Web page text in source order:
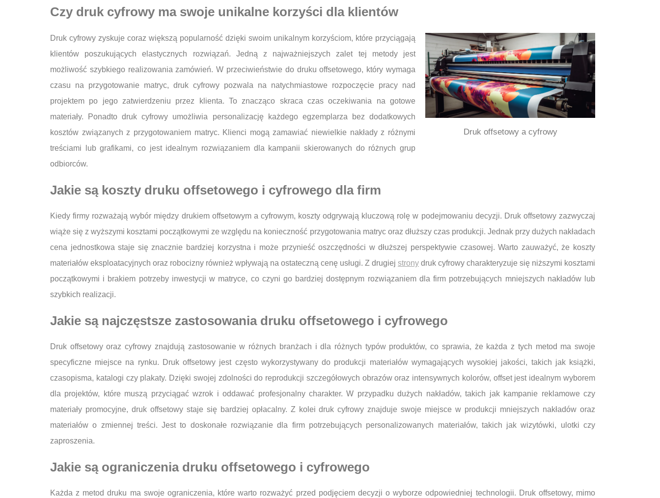
Czy druk cyfrowy ma swoje unikalne korzyści dla klientów
Druk offsetowy a cyfrowy
Druk cyfrowy zyskuje coraz większą popularność dzięki swoim unikalnym korzyściom, które przyciągają
klientów poszukujących elastycznych rozwiązań. Jedną z najważniejszych zalet tej metody jest
możliwość szybkiego realizowania zamówień. W przeciwieństwie do druku offsetowego, który wymaga
czasu na przygotowanie matryc, druk cyfrowy pozwala na natychmiastowe rozpoczęcie pracy nad
projektem po jego zatwierdzeniu przez klienta. To znacząco skraca czas oczekiwania na gotowe
materiały. Ponadto druk cyfrowy umożliwia personalizację każdego egzemplarza bez dodatkowych
kosztów związanych z przygotowaniem matryc. Klienci mogą zamawiać niewielkie nakłady z różnymi
treściami lub grafikami, co jest idealnym rozwiązaniem dla kampanii skierowanych do różnych grup
odbiorców.
Jakie są koszty druku offsetowego i cyfrowego dla firm
Kiedy firmy rozważają wybór między drukiem offsetowym a cyfrowym, koszty odgrywają kluczową rolę w podejmowaniu decyzji. Druk offsetowy zazwyczaj
wiąże się z wyższymi kosztami początkowymi ze względu na konieczność przygotowania matryc oraz dłuższy czas produkcji. Jednak przy dużych nakładach
cena jednostkowa staje się znacznie bardziej korzystna i może przynieść oszczędności w dłuższej perspektywie czasowej. Warto zauważyć, że koszty
materiałów eksploatacyjnych oraz robocizny również wpływają na ostateczną cenę usługi. Z drugiej strony druk cyfrowy charakteryzuje się niższymi kosztami
początkowymi i brakiem potrzeby inwestycji w matryce, co czyni go bardziej dostępnym rozwiązaniem dla firm potrzebujących mniejszych nakładów lub
szybkich realizacji.
Jakie są najczęstsze zastosowania druku offsetowego i cyfrowego
Druk offsetowy oraz cyfrowy znajdują zastosowanie w różnych branżach i dla różnych typów produktów, co sprawia, że każda z tych metod ma swoje
specyficzne miejsce na rynku. Druk offsetowy jest często wykorzystywany do produkcji materiałów wymagających wysokiej jakości, takich jak książki,
czasopisma, katalogi czy plakaty. Dzięki swojej zdolności do reprodukcji szczegółowych obrazów oraz intensywnych kolorów, offset jest idealnym wyborem
dla projektów, które muszą przyciągać wzrok i oddawać profesjonalny charakter. W przypadku dużych nakładów, takich jak kampanie reklamowe czy
materiały promocyjne, druk offsetowy staje się bardziej opłacalny. Z kolei druk cyfrowy znajduje swoje miejsce w produkcji mniejszych nakładów oraz
materiałów o zmiennej treści. Jest to doskonałe rozwiązanie dla firm potrzebujących personalizowanych materiałów, takich jak wizytówki, ulotki czy
zaproszenia.
Jakie są ograniczenia druku offsetowego i cyfrowego
Każda z metod druku ma swoje ograniczenia, które warto rozważyć przed podjęciem decyzji o wyborze odpowiedniej technologii. Druk offsetowy, mimo